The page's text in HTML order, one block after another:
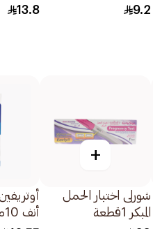
9.2
13.8
+
شورلى اختبار الحمل
المبكر 1قطعة
أنف 10مل